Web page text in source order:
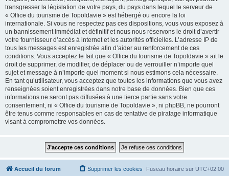
transgresser la législation de votre pays, du pays dans lequel le serveur de
« Office du tourisme de Topoldavie » est hébergé ou encore la loi
internationale. Si vous ne respectez pas ces dispositions, vous vous exposez à
un bannissement immédiat et définitif et nous nous réservons le droit d’avertir
votre fournisseur d’accès à internet et les autorités officielles. L’adresse IP de
tous les messages est enregistrée afin d’aider au renforcement de ces
conditions. Vous acceptez le fait que « Office du tourisme de Topoldavie » ait le
droit de supprimer, de modifier, de déplacer ou de verrouiller n’importe quel
sujet et message à n’importe quel moment si nous estimons cela nécessaire.
En tant qu’utilisateur, vous acceptez que toutes les informations que vous avez
renseignées soient enregistrées dans notre base de données. Bien que ces
informations ne seront pas diffusées à une tierce partie sans votre
consentement, ni « Office du tourisme de Topoldavie », ni phpBB, ne pourront
être tenus comme responsables en cas de tentative de piratage informatique
visant à compromettre vos données.
Accueil du forum Fuseau horaire sur UTC+02:00
Supprimer les cookies